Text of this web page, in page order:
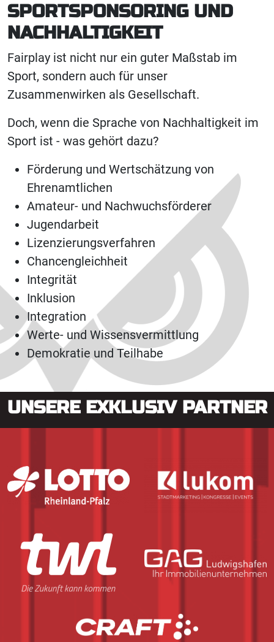
SPORTSPONSORING UND
NACHHALTIGKEIT
Fairplay ist nicht nur ein guter Maßstab im
Sport, sondern auch für unser
Zusammenwirken als Gesellschaft.
Doch, wenn die Sprache von Nachhaltigkeit im
Sport ist - was gehört dazu?
Förderung und Wertschätzung von
Ehrenamtlichen
Amateur- und Nachwuchsförderer
Jugendarbeit
Lizenzierungsverfahren
Chancengleichheit
Integrität
Inklusion
Integration
Werte- und Wissensvermittlung
Demokratie und Teilhabe
UNSERE EXKLUSIV PARTNER